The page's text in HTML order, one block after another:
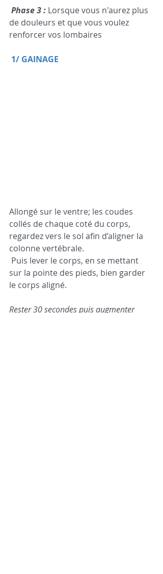
Phase 3 : Lorsque vous n'aurez plus
de douleurs et que vous voulez
renforcer vos lombaires
1/ GAINAGE
Allongé sur le ventre; les coudes
collés de chaque coté du corps,
regardez vers le sol afin d’aligner la
colonne vertébrale.
sur la pointe des pieds, bien garder
le corps aligné.
Rester 30 secondes puis augmenter